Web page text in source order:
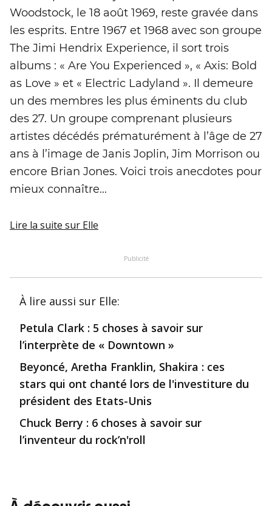
Woodstock, le 18 août 1969, reste gravée dans
les esprits. Entre 1967 et 1968 avec son groupe
The Jimi Hendrix Experience, il sort trois
albums : « Are You Experienced », « Axis: Bold
as Love » et « Electric Ladyland ». Il demeure
un des membres les plus éminents du club
des 27. Un groupe comprenant plusieurs
artistes décédés prématurément à l’âge de 27
ans à l’image de Janis Joplin, Jim Morrison ou
encore Brian Jones. Voici trois anecdotes pour
mieux connaître...
Lire la suite sur Elle
Publicité
À lire aussi sur Elle:
Petula Clark : 5 choses à savoir sur
l’interprète de « Downtown »
Beyoncé, Aretha Franklin, Shakira : ces
stars qui ont chanté lors de l'investiture du
président des Etats-Unis
Chuck Berry : 6 choses à savoir sur
l’inventeur du rock’n'roll